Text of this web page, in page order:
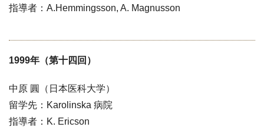
指導者：A.Hemmingsson, A. Magnusson
1999年（第十四回）
中原 圓（日本医科大学）
留学先：Karolinska 病院
指導者：K. Ericson